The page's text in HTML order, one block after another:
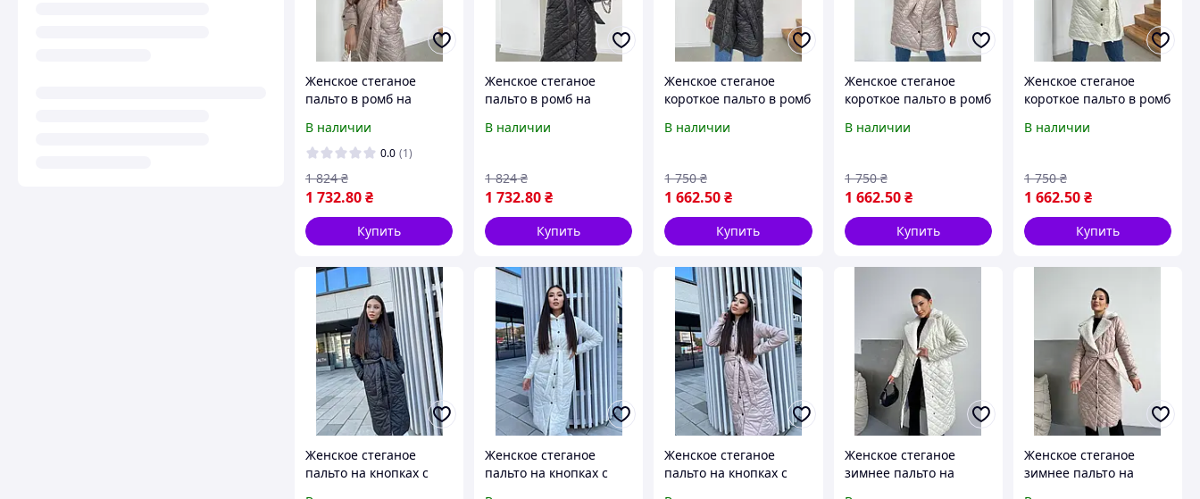
Женское стеганое
пальто в ромб на
(Размеры XS-S(42-44),M-
L(46-48),XL(50)), Мокко
В наличии
0.0 (1)
1 732.80₴
1 824 ₴
Купить
Женское стеганое
пальто в ромб на
(Размеры XS-S(42-44),M-
В наличии
1 732.80₴
1 824 ₴
Купить
Женское стеганое
короткое пальто в ромб
(Размеры XS-S (42-44),
В наличии
1 662.50₴
1 750 ₴
Купить
Женское стеганое
короткое пальто в ромб
(Размеры XS-S (42-44),
В наличии
1 662.50 ₴
1 750 ₴
Купить
Женское стеганое
короткое пальто в ромб
(Размеры XS-S (42-44),
В наличии
1 662.50₴
1 750 ₴
Купить
Женское стеганое
пальто на кнопках с
Женское стеганое
пальто на кнопках с
Женское стеганое
пальто на кнопках с
Женское стеганое
зимнее пальто на
Женское стеганое
зимнее пальто на